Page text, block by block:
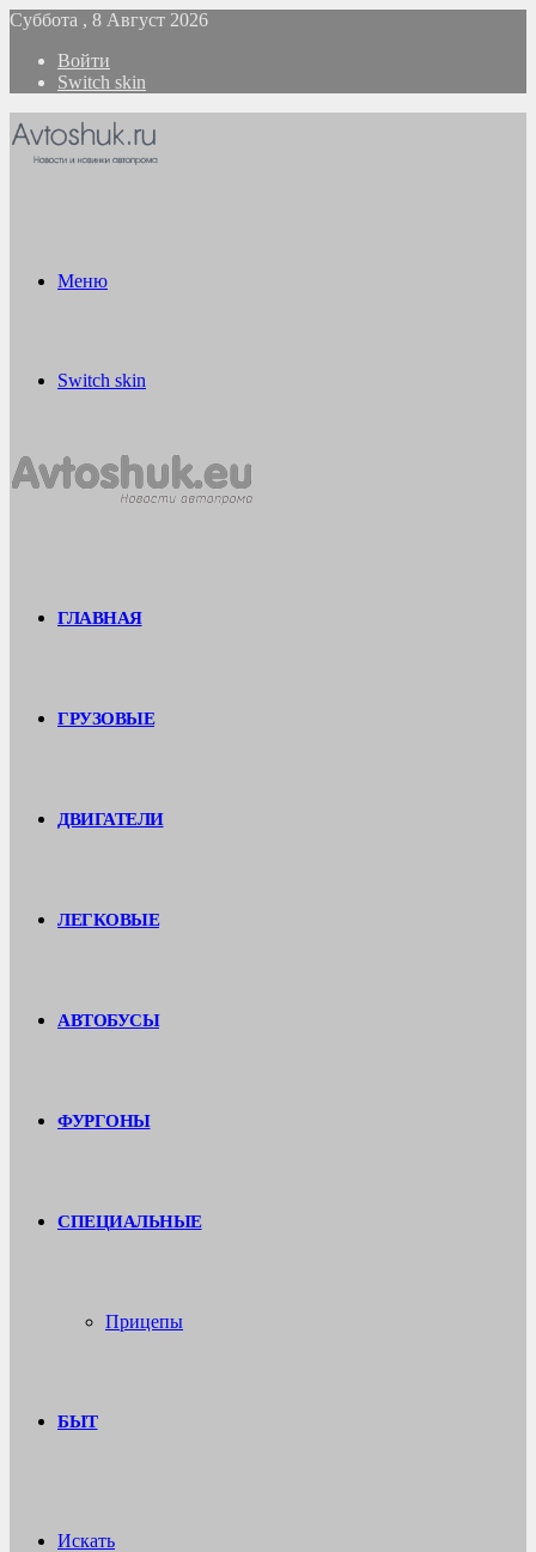
Суббота , 8 Август 2026
Войти
Switch skin
Меню
Switch skin
ГЛАВНАЯ
ГРУЗОВЫЕ
ДВИГАТЕЛИ
ЛЕГКОВЫЕ
АВТОБУСЫ
ФУРГОНЫ
СПЕЦИАЛЬНЫЕ
Прицепы
БЫТ
Искать